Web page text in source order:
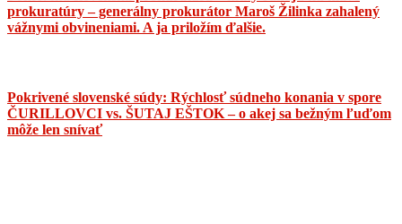
prokuratúry – generálny prokurátor Maroš Žilinka zahalený
vážnymi obvineniami. A ja priložím ďalšie.
Pokrivené slovenské súdy: Rýchlosť súdneho konania v spore
ČURILLOVCI vs. ŠUTAJ EŠTOK – o akej sa bežným ľuďom
môže len snívať